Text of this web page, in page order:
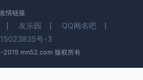
友情链接
友乐园 QQ网名吧
号-3
mn52.com 版权所有